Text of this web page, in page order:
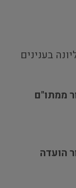
בענינים
ממתו"ם
הועדה